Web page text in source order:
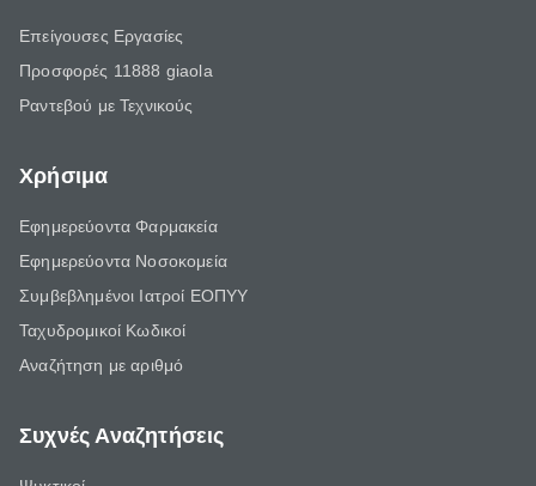
Επείγουσες Εργασίες
Προσφορές 11888 giaola
Ραντεβού με Τεχνικούς
Χρήσιμα
Εφημερεύοντα Φαρμακεία
Εφημερεύοντα Νοσοκομεία
Συμβεβλημένοι Ιατροί ΕΟΠΥΥ
Ταχυδρομικοί Κωδικοί
Αναζήτηση με αριθμό
Συχνές Αναζητήσεις